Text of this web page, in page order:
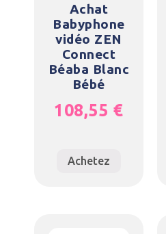
Achat
Babyphone
vidéo ZEN
Connect
Béaba Blanc
Bébé
108,55 €
Achetez